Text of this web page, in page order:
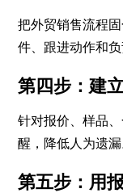
把外贸销售流程
件、跟进动作和负
第四步：建
针对报价、样品
醒，降低人为遗漏
第五步：用